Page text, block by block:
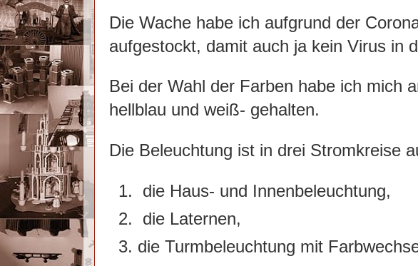
Die Wache habe ich aufgrund der
aufgestockt, damit auch ja kein Virus in
Bei der Wahl der Farben habe ich mich
hellblau und weiß- gehalten.
Die Beleuchtung ist in drei
die Haus- und Innenbeleuchtung,
die Laternen,
die Turmbeleuchtung mit